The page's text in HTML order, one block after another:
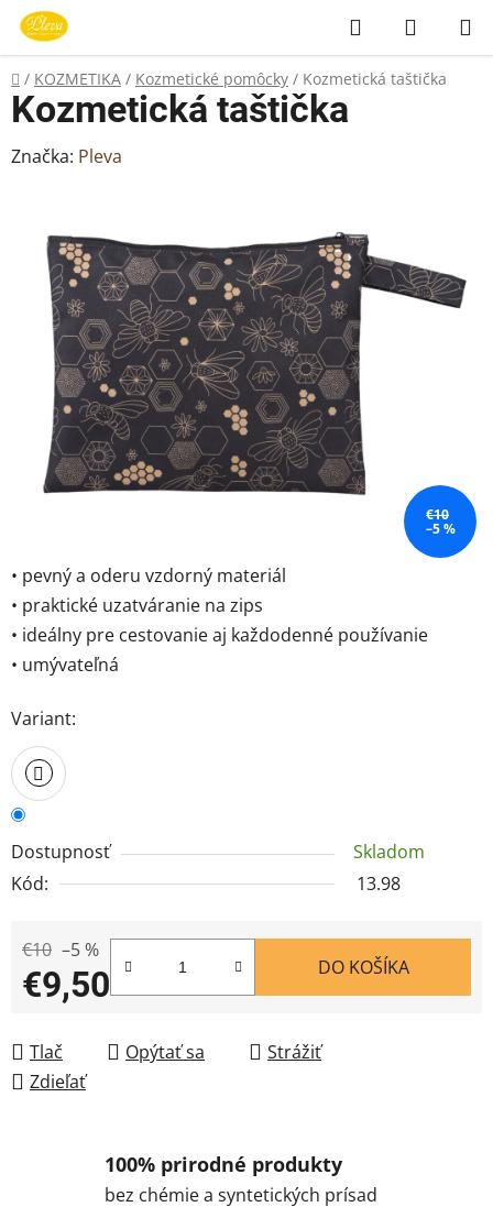
Prejsť
obsah
Hľadať
KOŠÍK
Domov
/ KOZMETIKA / Kozmetické pomôcky / Kozmetická taštička
• pevný a oderu vzdorný materiál
• praktické uzatváranie na zips
• ideálny pre cestovanie aj každodenné používanie
• umývateľná
Variant:
Dostupnosť
Skladom
Kód:
13.98
€10 –5 %
€9,50 DO KOŠÍKA
Tlač Opýtať sa
Strážiť
Zdieľať
Kozmetická taštička
Značka: Pleva
€10
–5 %
100% prirodné produkty
bez chémie a syntetických prísad